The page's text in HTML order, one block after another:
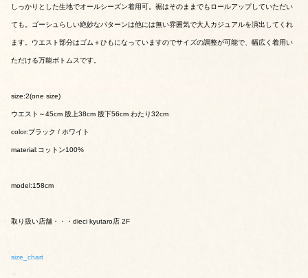
しっかりとした生地でオールシーズン着用可。裾はそのままでもロールアップしていただい
ても。ゴーシュらしい絶妙なパターンは他には無い雰囲気で大人カジュアルを演出してくれ
ます。ウエスト部分はゴム＋ひもになっていますのでサイズの調整が可能で、幅広く着用い
ただける万能ボトムスです。
size:2(one size)
ウエスト～45cm 股上38cm 股下56cm わたり32cm
color:ブラック / ホワイト
material:コットン100%
model:158cm
取り扱い店舗・・・dieci kyutaro店 2F
size_chart